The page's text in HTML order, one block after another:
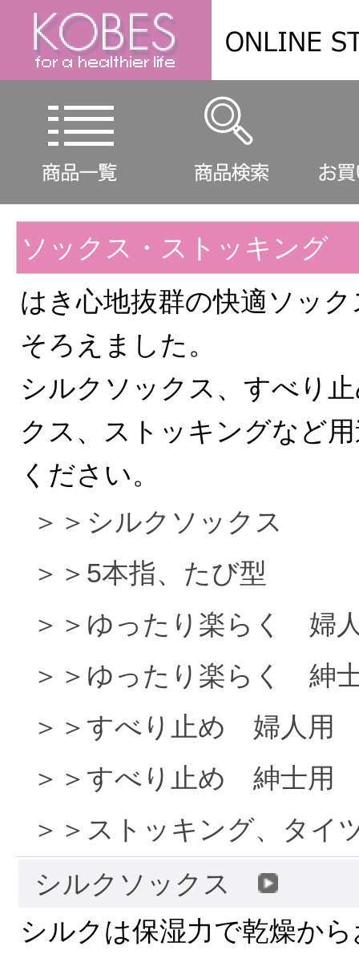
ソックス・ストッキング
はき心地抜群の快適ソッ
そろえました。
シルクソックス、すべり
クス、ストッキングなど
ください。
＞＞シルクソックス
＞＞5本指、たび型
＞＞ゆったり楽らく 婦
＞＞ゆったり楽らく 紳
＞＞すべり止め 婦人用
＞＞すべり止め 紳士用
＞＞ストッキング、タイ
シルクソックス
シルクは保湿力で乾燥か